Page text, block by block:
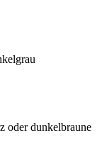
oder dunkelbraune